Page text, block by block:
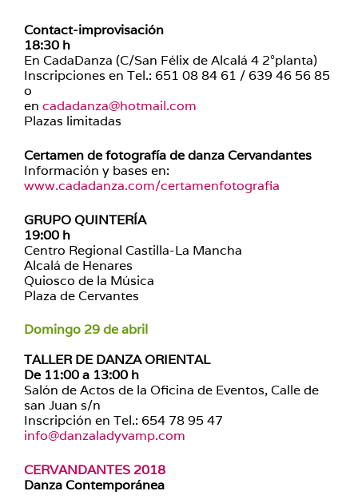
Contact-improvisación
18:30 h
En CadaDanza (C/San Félix de Alcalá 4 2°planta)
Inscripciones en Tel.: 651 08 84 61 / 639 46 56 85
o
en cadadanza@hotmail.com
Plazas limitadas
Certamen de fotografía de danza Cervandantes
Información y bases en:
www.cadadanza.com/certamenfotografia
GRUPO QUINTERÍA
19:00 h
Centro Regional Castilla-La Mancha
Alcalá de Henares
Quiosco de la Música
Plaza de Cervantes
Domingo 29 de abril
TALLER DE DANZA ORIENTAL
De 11:00 a 13:00 h
Salón de Actos de la Oficina de Eventos, Calle de
san Juan s/n
Inscripción en Tel.: 654 78 95 47
info@danzaladyvamp.com
CERVANDANTES 2018
Danza Contemporánea